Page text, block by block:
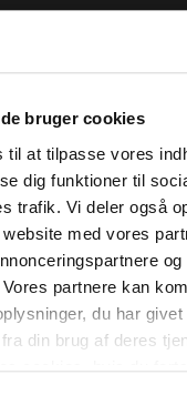
bruger cookies
til at tilpasse vores
dig funktioner til
trafik. Vi deler også
med vores
og
partnere kan
du har
din brug af deres